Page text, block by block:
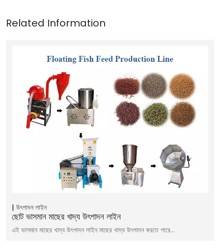
উৎপাদন লাইন
ছোট ভাসমান মাছের খাদ্য উৎপাদন লাইন
এই ভাসমান মাছের খাদ্য উৎপাদন লাইন মাছের খাদ্য উৎপাদন করতে পারে...